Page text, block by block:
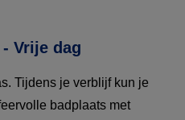
Vrije dag
Tijdens je verblijf kun je
badplaats met